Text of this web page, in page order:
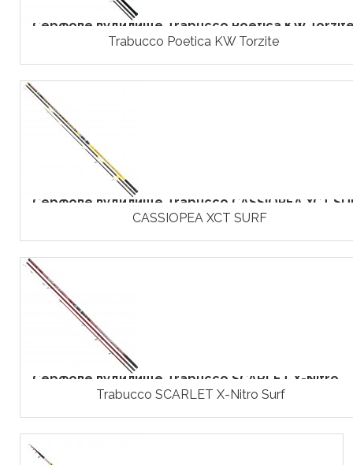
Серфове вудилище Trabucco Poetica KW
Trabucco Poetica KW Torzite
Серфове вудилище Trabucco CASSIOPEA XCT
CASSIOPEA XCT SURF
Серфове вудилище Trabucco SCARLET X-Nitro...
Trabucco SCARLET X-Nitro Surf